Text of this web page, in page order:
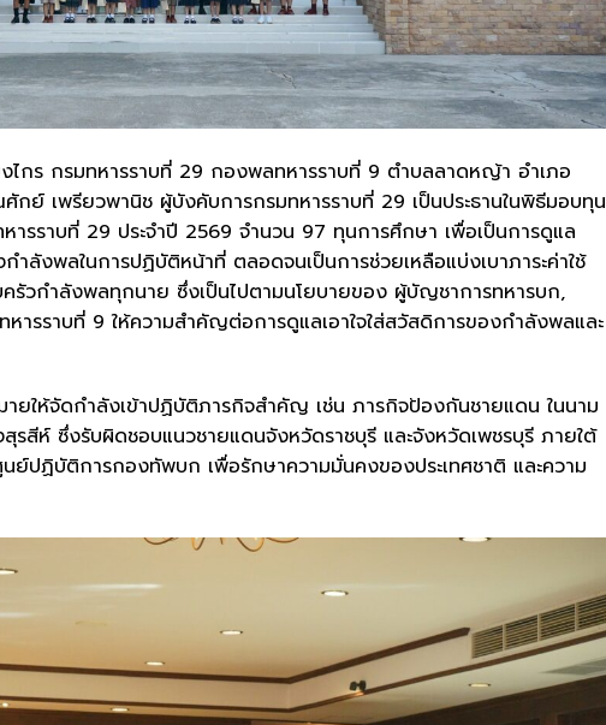
กร กรมทหารราบที่ 29 กองพลทหารราบที่ 9 ตำบลลาดหญ้า อำเภอ
ย์ เพรียวพานิช ผู้บังคับการกรมทหารราบที่ 29 เป็นประธานในพิธีมอบทุน
รราบที่ 29 ประจำปี 2569 จำนวน 97 ทุนการศึกษา เพื่อเป็นการดูแล
ำลังพลในการปฏิบัติหน้าที่ ตลอดจนเป็นการช่วยเหลือแบ่งเบาภาระค่าใช้
วกำลังพลทุกนาย ซึ่งเป็นไปตามนโยบายของ ผู้บัญชาการทหารบก,
รราบที่ 9 ให้ความสำคัญต่อการดูแลเอาใจใส่สวัสดิการของกำลังพลและ
ยให้จัดกำลังเข้าปฏิบัติภารกิจสำคัญ เช่น ภารกิจป้องกันชายแดน ในนาม
รสีห์ ซึ่งรับผิดชอบแนวชายแดนจังหวัดราชบุรี และจังหวัดเพชรบุรี ภายใต้
ปฏิบัติการกองทัพบก เพื่อรักษาความมั่นคงของประเทศชาติ และความ